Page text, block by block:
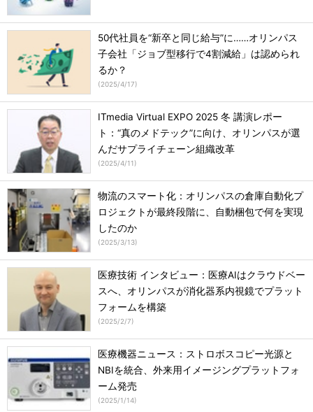
50代社員を“新卒と同じ給与”に……オリンパス
子会社「ジョブ型移行で4割減給」は認められ
るか？
(2025/4/17)
ITmedia Virtual EXPO 2025 冬 講演レポー
ト：“真のメドテック”に向け、オリンパスが選
んだサプライチェーン組織改革
(2025/4/11)
物流のスマート化：オリンパスの倉庫自動化プ
ロジェクトが最終段階に、自動梱包で何を実現
したのか
(2025/3/13)
医療技術 インタビュー：医療AIはクラウドベー
スへ、オリンパスが消化器系内視鏡でプラット
フォームを構築
(2025/2/7)
医療機器ニュース：ストロボスコピー光源と
NBIを統合、外来用イメージングプラットフォ
ーム発売
(2025/1/14)